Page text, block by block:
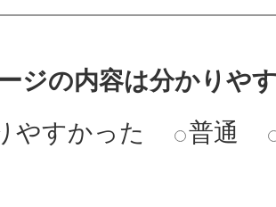
ジの内容は分かりや
やすかった
普通